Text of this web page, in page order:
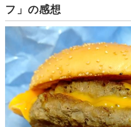
フ」の感想